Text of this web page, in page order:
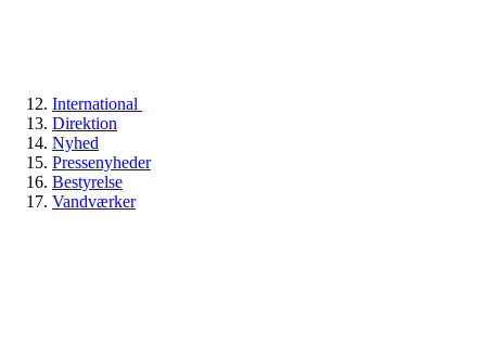
International
Direktion
Nyhed
Pressenyheder
Bestyrelse
Vandværker